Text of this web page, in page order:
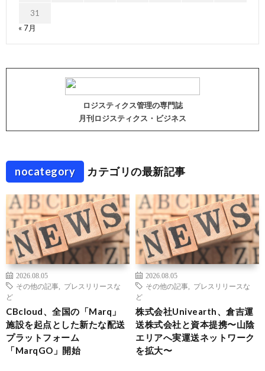
31
« 7月
ロジスティクス管理の専門誌
月刊ロジスティクス・ビジネス
nocategory カテゴリの最新記事
2026.08.05
その他の記事
プレスリリースな
ど
CBcloud、全国の「Marq」
施設を起点とした新たな配送
プラットフォーム
「MarqGO」開始
2026.08.05
その他の記事
プレスリリースな
ど
株式会社Univearth、倉吉運
送株式会社と資本提携〜山陰
エリアへ実運送ネットワーク
を拡大〜